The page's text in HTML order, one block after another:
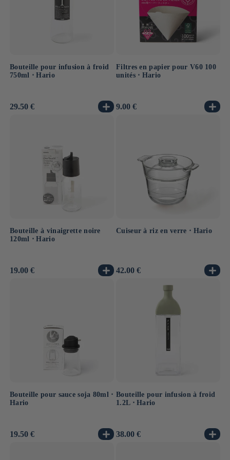
nom, formé à partir des mots japonais"hari" (verre)
, reflète l’ambition d’une marque pionnière,
aujourd’hui présente dans les cuisines, les cafés et les
Bouteille pour infusion à froid
750ml ⋅ Hario
Prix
29.50 €
Filtres en papier pour V60 100
unités ⋅ Hario
Prix
9.00 €
Bouteille à vinaigrette noire
120ml ⋅ Hario
Prix
19.00 €
Cuiseur à riz en verre ⋅ Hario
Prix
42.00 €
Bouteille pour sauce soja 80ml ⋅
Hario
Prix
19.50 €
Bouteille pour infusion à froid
1.2L ⋅ Hario
Prix
38.00 €